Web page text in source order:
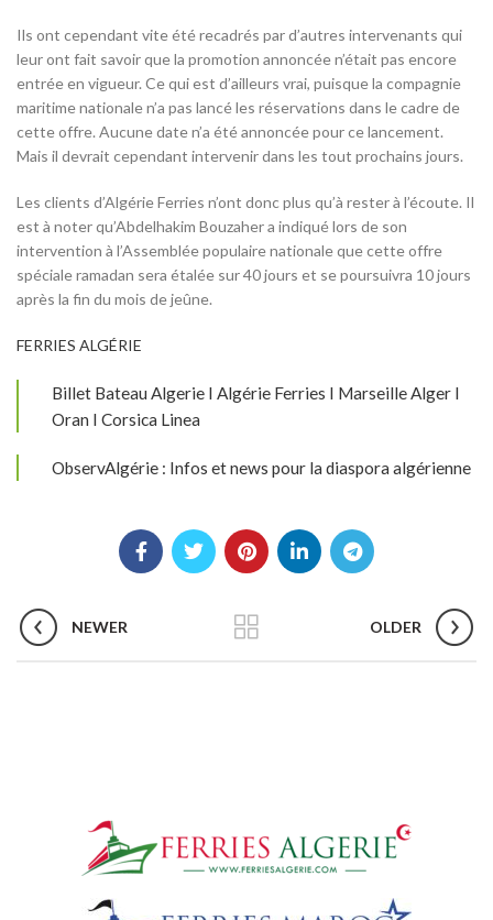
Ils ont cependant vite été recadrés par d’autres intervenants qui
leur ont fait savoir que la promotion annoncée n’était pas encore
entrée en vigueur. Ce qui est d’ailleurs vrai, puisque la compagnie
maritime nationale n’a pas lancé les réservations dans le cadre de
cette offre. Aucune date n’a été annoncée pour ce lancement.
Mais il devrait cependant intervenir dans les tout prochains jours.
Les clients d’Algérie Ferries n’ont donc plus qu’à rester à l’écoute. Il
est à noter qu’Abdelhakim Bouzaher a indiqué lors de son
intervention à l’Assemblée populaire nationale que cette offre
spéciale ramadan sera étalée sur 40 jours et se poursuivra 10 jours
après la fin du mois de jeûne.
FERRIES ALGÉRIE
Billet Bateau Algerie I Algérie Ferries I Marseille Alger I
Oran I Corsica Linea
ObservAlgérie : Infos et news pour la diaspora algérienne
NEWER OLDER